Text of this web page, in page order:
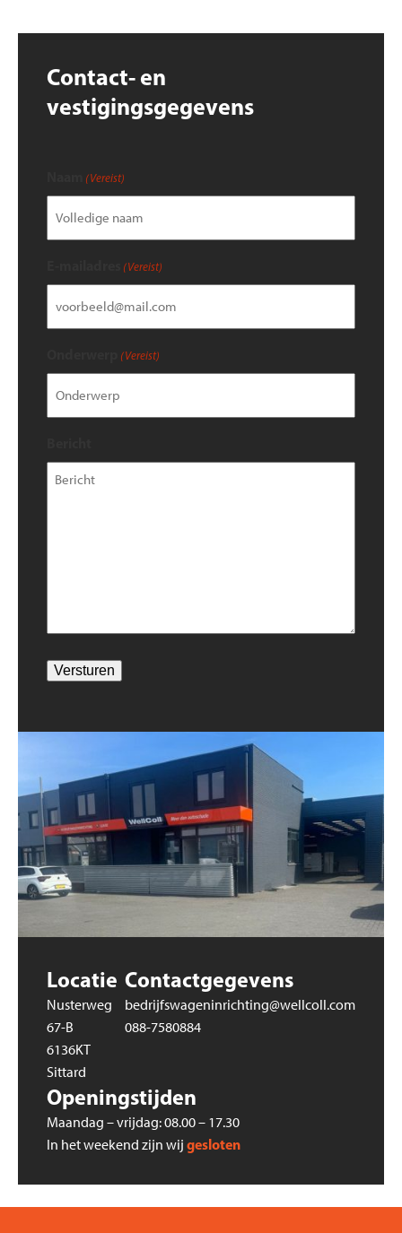
Locatie
Nusterweg
67-B
6136KT
Sittard
Contactgegevens
bedrijfswageninrichting@wellcoll.com
088-7580884
Openingstijden
Maandag – vrijdag: 08.00 – 17.30
In het weekend zijn wij gesloten
Contact- en
vestigingsgegevens
(Vereist)
(Vereist)
(Vereist)
Versturen